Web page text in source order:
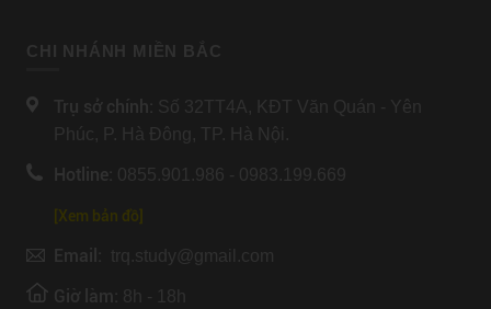
CHI NHÁNH MIỀN BẮC
Trụ sở chính: Số 32TT4A, KĐT Văn Quán - Yên
Phúc, P. Hà Đông, TP. Hà Nội.
Hotline: 0855.901.986 - 0983.199.669
[Xem bản đồ]
Email: trq.study@gmail.com
Giờ làm: 8h - 18h